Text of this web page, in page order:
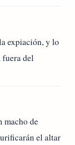
expiación, y lo
fuera del
macho de
el altar